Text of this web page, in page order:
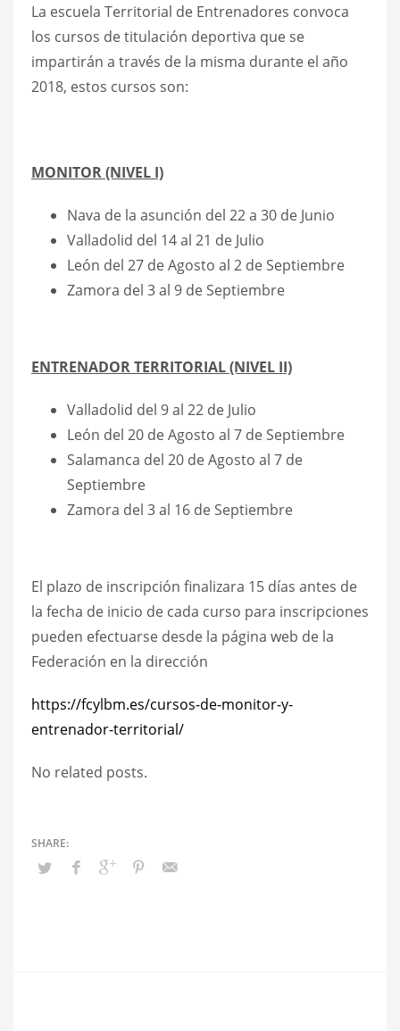
La escuela Territorial de Entrenadores convoca
los cursos de titulación deportiva que se
impartirán a través de la misma durante el año
2018, estos cursos son:
MONITOR (NIVEL I)
Nava de la asunción del 22 a 30 de Junio
Valladolid del 14 al 21 de Julio
León del 27 de Agosto al 2 de Septiembre
Zamora del 3 al 9 de Septiembre
ENTRENADOR TERRITORIAL (NIVEL II)
Valladolid del 9 al 22 de Julio
León del 20 de Agosto al 7 de Septiembre
Salamanca del 20 de Agosto al 7 de
Septiembre
Zamora del 3 al 16 de Septiembre
El plazo de inscripción finalizara 15 días antes de
la fecha de inicio de cada curso para inscripciones
pueden efectuarse desde la página web de la
Federación en la dirección
https://fcylbm.es/cursos-de-monitor-y-
entrenador-territorial/
No related posts.